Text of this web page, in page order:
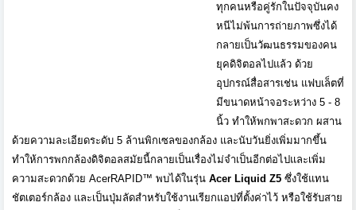
ทุกคนหรือคู่รักในปัจจุบันคง
หนีไม่พ้นการถ่ายภาพซึ่งได้
กลายเป็นวัฒนธรรมของคน
ยุคดิจิตอลไปแล้ว ด้วย
อุปกรณ์สื่อสารเช่น แฟบเล็ตที่
มีขนาดหน้าจอระหว่าง 5 - 8
นิ้ว ทำให้พกพาสะดวก ผสาน
ด้วยความละเอียดระดับ 5 ล้านพิกเซลของกล้อง และนับวันยิ่งเพิ่มมากขึ้น
ทำให้การพกกล้องดิจิตอลสมัยนี้กลายเป็นเรื่องไม่จำเป็นอีกต่อไปและเพิ่ม
ความสะดวกด้วย AcerRAPID™ พบได้ในรุ่น Acer Liquid Z5 ซึ่งใช้แทน
ชัตเตอร์กล้อง และเป็นปุ่มลัดสำหรับใช้งานเรียกแอปที่ตั้งค่าไว้ หรือใช้รับสาย